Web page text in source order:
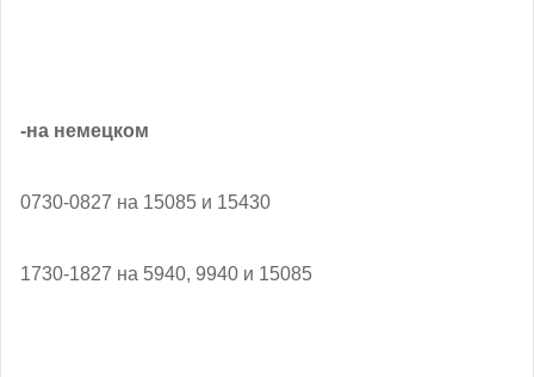
-на немецком
0730-0827 на 15085 и 15430
1730-1827 на 5940, 9940 и 15085